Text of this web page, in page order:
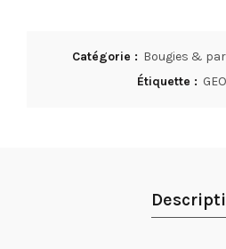
Catégorie : Bougies &
Étiquette :